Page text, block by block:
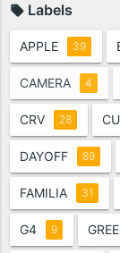
Labels
APPLE 39
CAMERA 4
CRV 28
DAYOFF 89
FAMILIA 31
G4 9